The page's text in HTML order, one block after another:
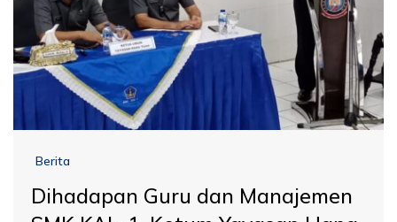
Berita
Dihadapan Guru dan Manajemen